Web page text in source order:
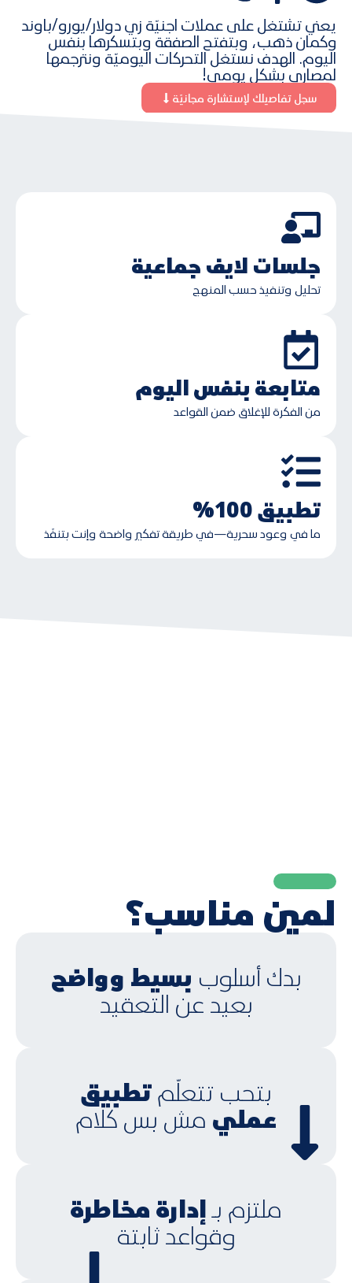
يعني تشتغل على عملات اجنيّة زي دولار/يورو/باوند
وكمان ذهب، وبتفتح الصفقة وبتسكرها بنفس
اليوم. الهدف نستغل التحركات اليوميّة ونترجمها
لمصاري بشكل يومي!
سجل تفاصيلك لإستشارة مجانيّة
جلسات لايف جماعية
تحليل وتنفيذ حسب المنهج
متابعة بنفس اليوم
من الفكرة للإغلاق ضمن القواعد
تطبيق 100%
ما في وعود سحرية—في طريقة تفكير واضحة وإنت بتنفّذ
لمين مناسب؟
بدك أسلوب بسيط وواضح
بعيد عن التعقيد
بتحب تتعلّمتطبيق
عملي مش بس كلام
ملتزم بـإدارة مخاطرة
وقواعد ثابتة